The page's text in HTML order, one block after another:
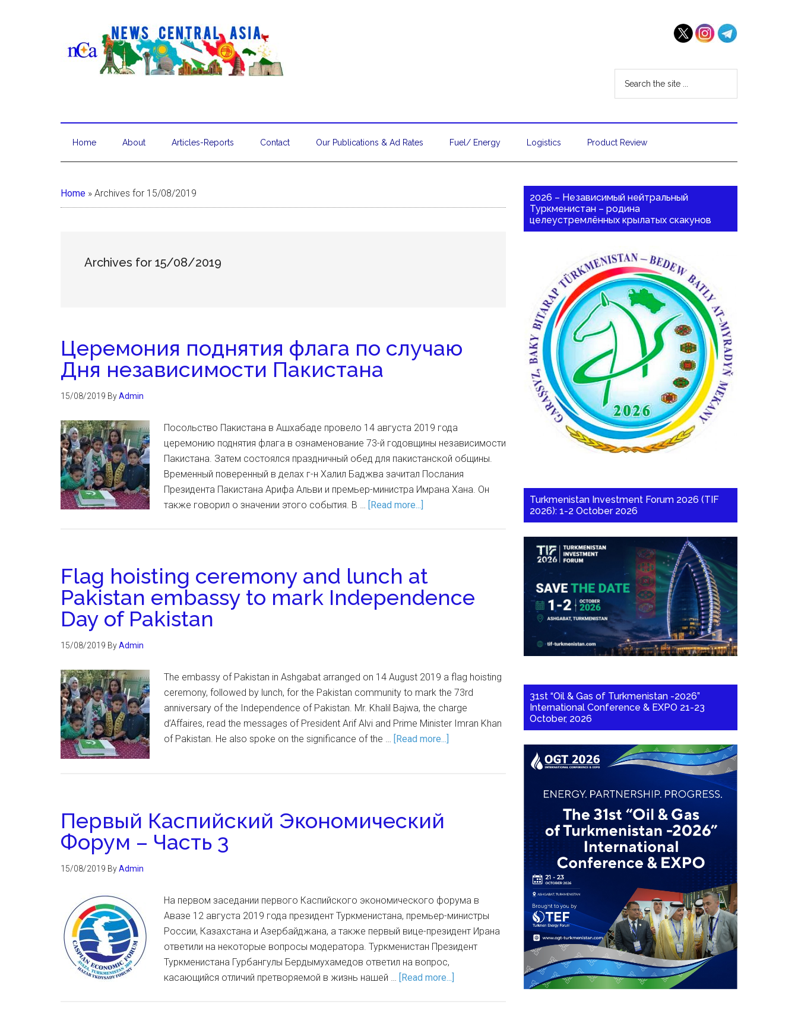
Home About Articles-Reports Contact Our Publications & Ad Rates Fuel/ Energy Logistics Product Review
Home » Archives for 15/08/2019
Archives for 15/08/2019
Церемония поднятия флага по случаю
Дня независимости Пакистана
15/08/2019 ByAdmin
Посольство Пакистана в Ашхабаде провело 14 августа 2019 года
церемонию поднятия флага в ознаменование 73-й годовщины независимости
Пакистана. Затем состоялся праздничный обед для пакистанской общины.
Временный поверенный в делах г-н Халил Баджва зачитал Послания
Президента Пакистана Арифа Альви и премьер-министра Имрана Хана. Он
также говорил о значении этого события. В … [Read more...]
Flag hoisting ceremony and lunch at
Pakistan embassy to mark Independence
Day of Pakistan
15/08/2019 ByAdmin
The embassy of Pakistan in Ashgabat arranged on 14 August 2019 a flag hoisting
ceremony, followed by lunch, for the Pakistan community to mark the 73rd
anniversary of the Independence of Pakistan. Mr. Khalil Bajwa, the charge
d’Affaires, read the messages of President Arif Alvi and Prime Minister Imran Khan
of Pakistan. He also spoke on the significance of the … [Read more...]
Первый Каспийский Экономический
Форум – Часть 3
15/08/2019 ByAdmin
На первом заседании первого Каспийского экономического форума в
Авазе 12 августа 2019 года президент Туркменистана, премьер-министры
России, Казахстана и Азербайджана, а также первый вице-президент Ирана
ответили на некоторые вопросы модератора. Туркменистан Президент
Туркменистана Гурбангулы Бердымухамедов ответил на вопрос,
касающийся отличий претворяемой в жизнь нашей … [Read more...]
2026 – Независимый нейтральный
Туркменистан – родина
целеустремлённых крылатых скакунов
Turkmenistan Investment Forum 2026 (TIF
2026): 1-2 October 2026
31st “Oil & Gas of Turkmenistan -2026”
International Conference & EXPO 21-23
October, 2026